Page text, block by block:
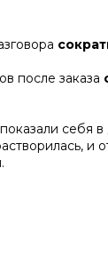
после заказа
себя
и